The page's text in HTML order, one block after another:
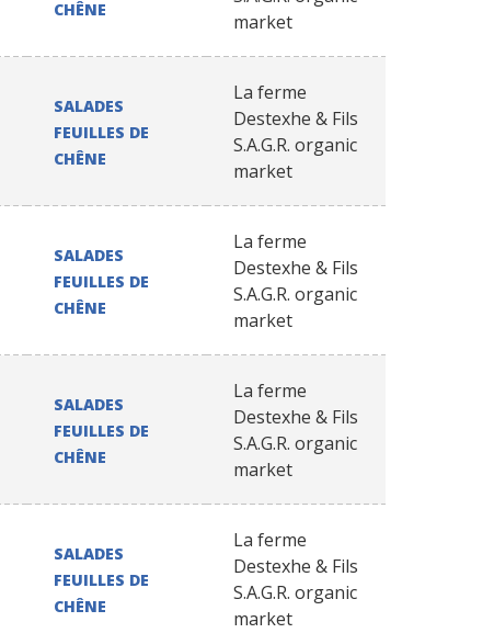
CHÊNE
market
SALADES
FEUILLES DE
CHÊNE
La ferme
Destexhe & Fils
S.A.G.R. organic
market
SALADES
FEUILLES DE
CHÊNE
La ferme
Destexhe & Fils
S.A.G.R. organic
market
SALADES
FEUILLES DE
CHÊNE
La ferme
Destexhe & Fils
S.A.G.R. organic
market
SALADES
FEUILLES DE
CHÊNE
La ferme
Destexhe & Fils
S.A.G.R. organic
market